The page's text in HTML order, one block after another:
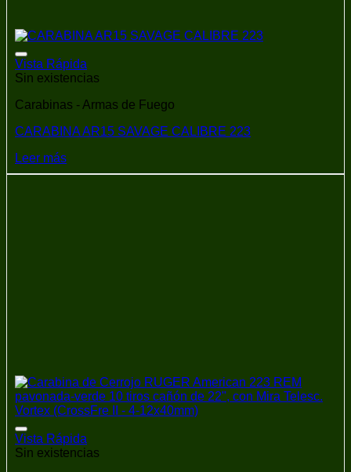
Vista Rápida
Sin existencias
Carabinas - Armas de Fuego
CARABINA AR15 SAVAGE CALIBRE 223
Leer más
Vista Rápida
Sin existencias